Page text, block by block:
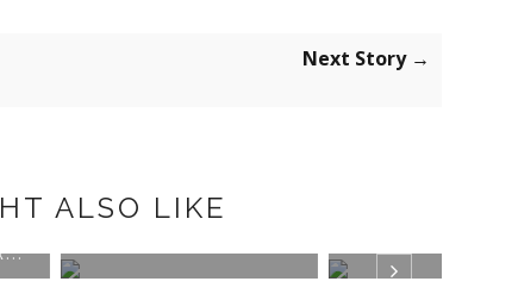
Next Story →
ALSO LIKE